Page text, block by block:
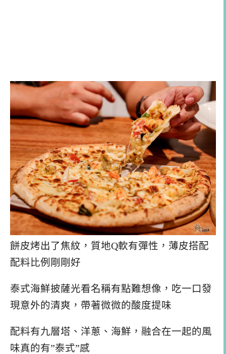
餅皮烤出了焦紋，質地Q軟有彈性，薄皮搭配
配料比例剛剛好
泰式海鮮披薩光看名稱有點難想像，吃一口發
現意外的清爽，帶著微微的酸度提味
配料有九層塔、洋蔥、海鮮，融合在一起的風
味真的有”泰式”感